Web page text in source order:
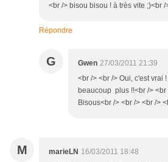
<br /> bisou bisou ! à très vite ;)<br /
Répondre
G Gwen 27/03/2011 21:39
<br /> <br /> Oui, c'est vrai
beaucoup plus !!<br /> <br
Bisous<br /> <br /> <br />
M marieLN 16/03/2011 18:48